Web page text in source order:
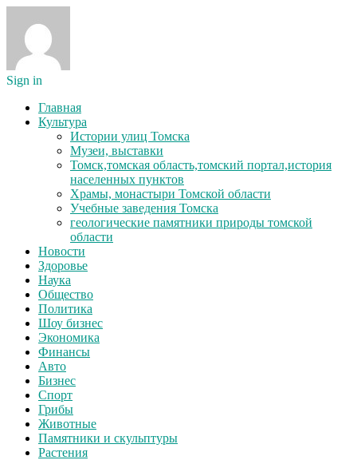
Sign in
Главная
Культура
Истории улиц Томска
Музеи, выставки
Томск,томская область,томский портал,история
населенных пунктов
Храмы, монастыри Томской области
Учебные заведения Томска
геологические памятники природы томской
области
Новости
Здоровье
Наука
Общество
Политика
Шоу бизнес
Экономика
Финансы
Авто
Бизнес
Спорт
Грибы
Животные
Памятники и скульптуры
Растения